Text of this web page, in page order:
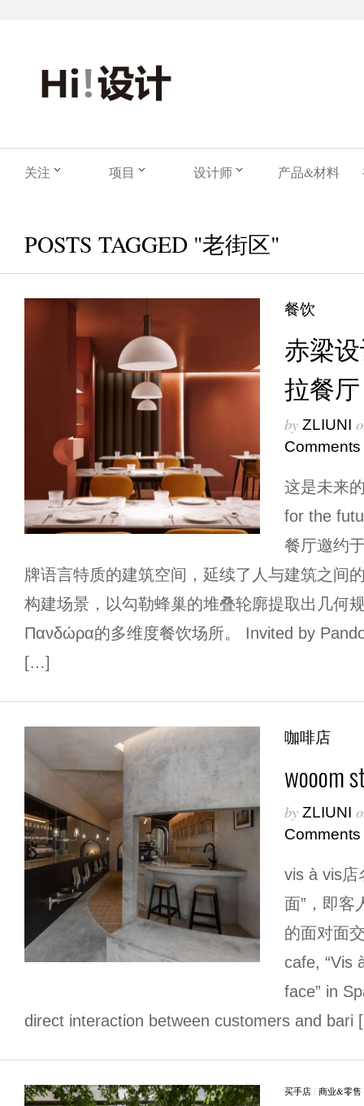
关注 项目 设计师 产品&材料
POSTS TAGGED "老街区"
餐饮
赤梁设
拉餐厅
by ZLIUNI
Comments
这是未来
for the
餐厅邀约
牌语言特质的建筑空间，延续了人与建筑之间
构建场景，以勾勒蜂巢的堆叠轮廓提取出几何
Πανδώρα的多维度餐饮场所。 Invited by
[…]
咖啡店
wooom
by ZLIUNI
Comments
vis à vis店
面”，即客
的面对面
cafe, “Vis
face” in
direct interaction between customers and
买手店 / 商业&零售